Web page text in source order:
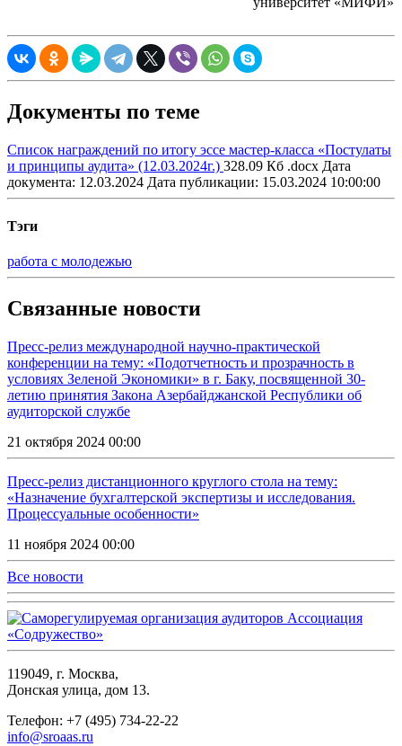
Документы по теме
Список награждений по итогу эссе мастер-класса «Постулаты
и принципы аудита» (12.03.2024г.) 328.09 Кб .docx Дата
документа: 12.03.2024 Дата публикации: 15.03.2024 10:00:00
Тэги
работа с молодежью
Связанные новости
Пресс-релиз международной научно-практической
конференции на тему: «Подотчетность и прозрачность в
условиях Зеленой Экономики» в г. Баку, посвященной 30-
летию принятия Закона Азербайджанской Республики об
аудиторской службе
21 октября 2024 00:00
Пресс-релиз дистанционного круглого стола на тему:
«Назначение бухгалтерской экспертизы и исследования.
Процессуальные особенности»
11 ноября 2024 00:00
Все новости
119049, г. Москва,
Донская улица, дом 13.
Телефон: +7 (495) 734-22-22
info@sroaas.ru